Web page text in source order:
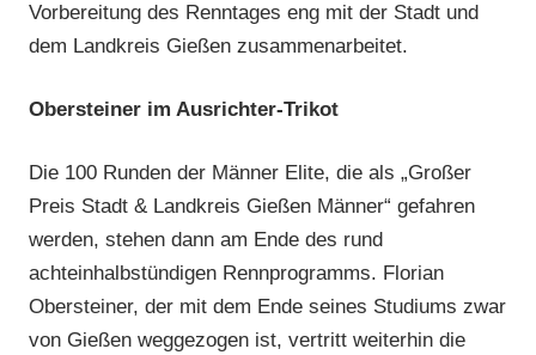
Vorbereitung des Renntages eng mit der Stadt und
dem Landkreis Gießen zusammenarbeitet.
Obersteiner im Ausrichter-Trikot
Die 100 Runden der Männer Elite, die als „Großer
Preis Stadt & Landkreis Gießen Männer“ gefahren
werden, stehen dann am Ende des rund
achteinhalbstündigen Rennprogramms. Florian
Obersteiner, der mit dem Ende seines Studiums zwar
von Gießen weggezogen ist, vertritt weiterhin die